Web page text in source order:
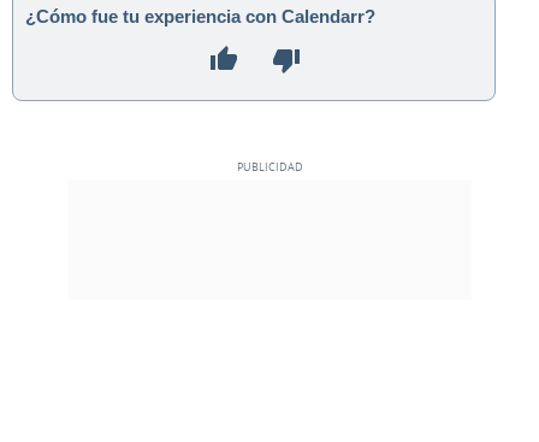
¿Cómo fue tu experiencia con Calendarr?